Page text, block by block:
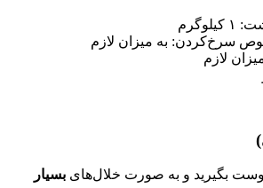
سرخ‌کردن: به میزان لازم
لازم
بگیرید و به صورت خلال‌های بسیار